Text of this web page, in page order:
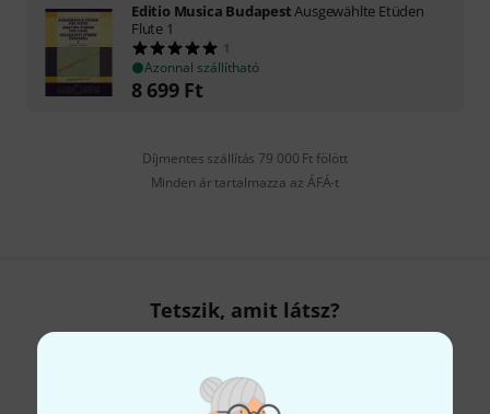
Editio Musica BudapestAusgewählte Etüden
Flute 1
1
Azonnal szállítható
8 699 Ft
Díjmentes szállítás 79 000 Ft fölött
Minden ár tartalmazza az ÁFÁ-t
Tetszik, amit látsz?